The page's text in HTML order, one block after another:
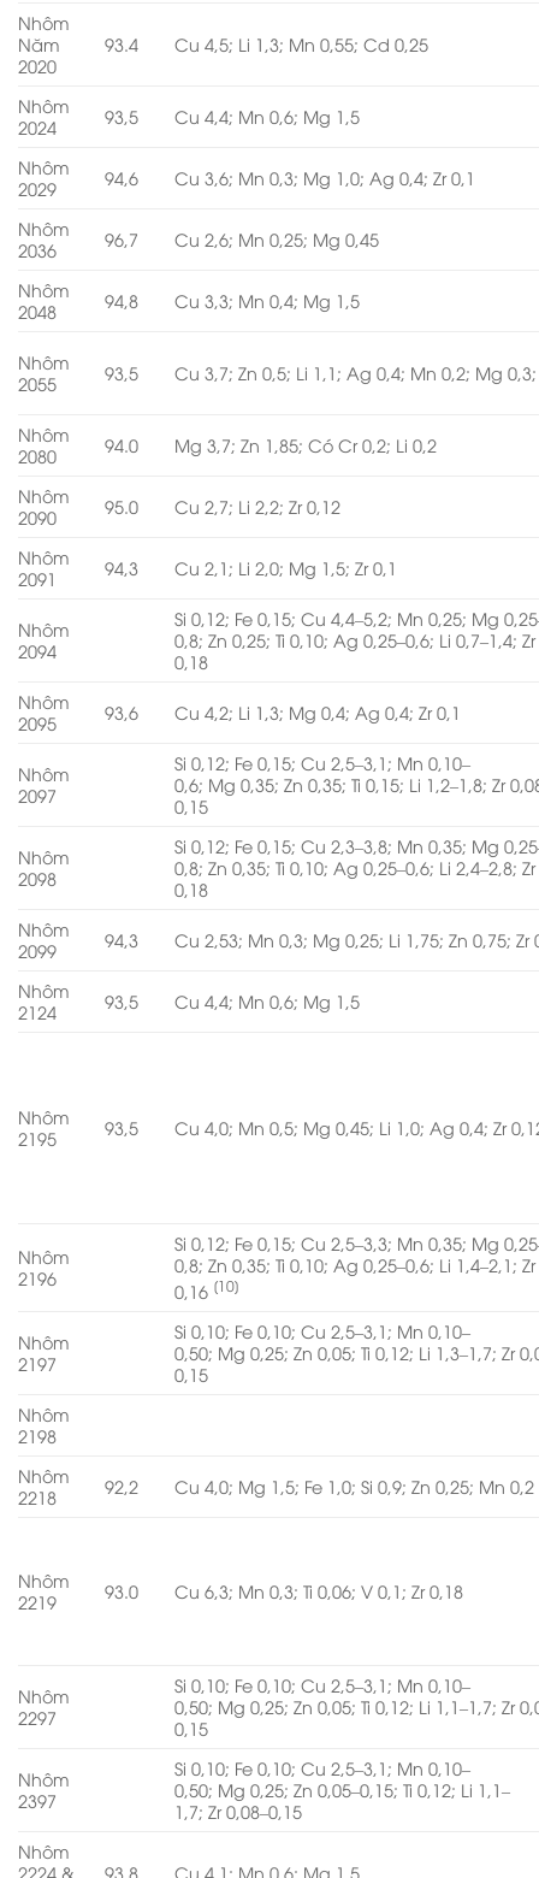
Nhôm
Năm
2020
93.4 Cu 4,5; Li 1,3; Mn 0,55; Cd 0,25
Nhôm
2024
93,5 Cu 4,4; Mn 0,6; Mg 1,5
Nhôm
2029
94,6 Cu 3,6; Mn 0,3; Mg 1,0; Ag 0,4; Zr 0,1
Nhôm
2036
96,7 Cu 2,6; Mn 0,25; Mg 0,45
Nhôm
2048
94,8 Cu 3,3; Mn 0,4; Mg 1,5
Nhôm
2055
93,5 Cu 3,7; Zn 0,5; Li 1,1; Ag 0,4; Mn 0,2; Mg 0,3;
Nhôm
2080
94.0 Mg 3,7; Zn 1,85; Có Cr 0,2; Li 0,2
Nhôm
2090
95.0 Cu 2,7; Li 2,2; Zr 0,12
Nhôm
2091
94,3 Cu 2,1; Li 2,0; Mg 1,5; Zr 0,1
Nhôm
2094
Si 0,12; Fe 0,15; Cu 4,4–5,2; Mn 0,25; Mg
0,8; Zn 0,25; Ti 0,10; Ag 0,25–0,6; Li 0,7–1,4;
0,18
Nhôm
2095
93,6 Cu 4,2; Li 1,3; Mg 0,4; Ag 0,4; Zr 0,1
Nhôm
2097
Si 0,12; Fe 0,15; Cu 2,5–3,1; Mn 0,10–
0,6; Mg 0,35; Zn 0,35; Ti 0,15; Li 1,2–1,8; Zr
0,15
Nhôm
2098
Si 0,12; Fe 0,15; Cu 2,3–3,8; Mn 0,35; Mg
0,8; Zn 0,35; Ti 0,10; Ag 0,25–0,6; Li 2,4–2,8;
0,18
Nhôm
2099
94,3 Cu 2,53; Mn 0,3; Mg 0,25; Li 1,75; Zn 0,75; Zr
Nhôm
2124
93,5 Cu 4,4; Mn 0,6; Mg 1,5
Nhôm
2195
93,5 Cu 4,0; Mn 0,5; Mg 0,45; Li 1,0; Ag 0,4; Zr
Nhôm
2196
Si 0,12; Fe 0,15; Cu 2,5–3,3; Mn 0,35; Mg
0,8; Zn 0,35; Ti 0,10; Ag 0,25–0,6; Li 1,4–2,1;
0,16 [10]
Nhôm
2197
Si 0,10; Fe 0,10; Cu 2,5–3,1; Mn 0,10–
0,50; Mg 0,25; Zn 0,05; Ti 0,12; Li 1,3–1,7; Zr
0,15
Nhôm
2198
Nhôm
2218
92,2 Cu 4,0; Mg 1,5; Fe 1,0; Si 0,9; Zn 0,25; Mn 0,2
Nhôm
2219
93.0 Cu 6,3; Mn 0,3; Ti 0,06; V 0,1; Zr 0,18
Nhôm
2297
Si 0,10; Fe 0,10; Cu 2,5–3,1; Mn 0,10–
0,50; Mg 0,25; Zn 0,05; Ti 0,12; Li 1,1–1,7; Zr
0,15
Nhôm
2397
Si 0,10; Fe 0,10; Cu 2,5–3,1; Mn 0,10–
0,50; Mg 0,25; Zn 0,05–0,15; Ti 0,12; Li 1,1–
1,7; Zr 0,08–0,15
Nhôm
2224 &
93,8 Cu 4,1; Mn 0,6; Mg 1,5